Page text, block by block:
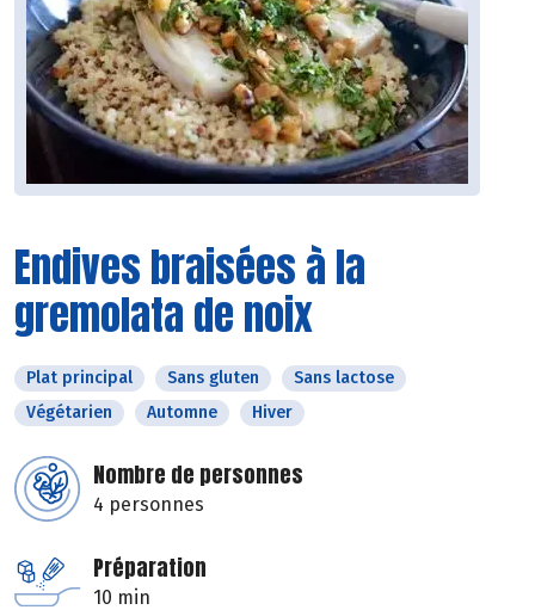
Endives braisées à la
gremolata de noix
Plat principal Sans gluten
Sans lactose
Végétarien
Automne Hiver
Nombre de personnes
4 personnes
Préparation
10 min